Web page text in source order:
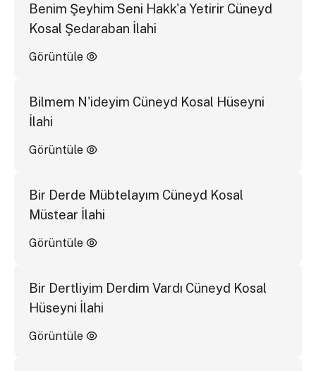
Benim Şeyhim Seni Hakk'a Yetirir Cüneyd
Kosal Şedaraban İlahi
Görüntüle
Bilmem N'ideyim Cüneyd Kosal Hüseyni
İlahi
Görüntüle
Bir Derde Mübtelayım Cüneyd Kosal
Müstear İlahi
Görüntüle
Bir Dertliyim Derdim Vardı Cüneyd Kosal
Hüseyni İlahi
Görüntüle